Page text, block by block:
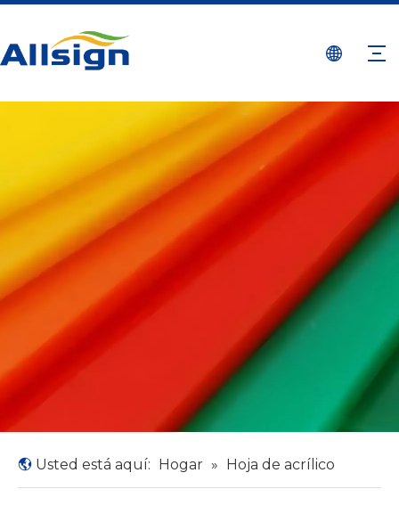
Usted está aquí: Hogar » Hoja de acrílico